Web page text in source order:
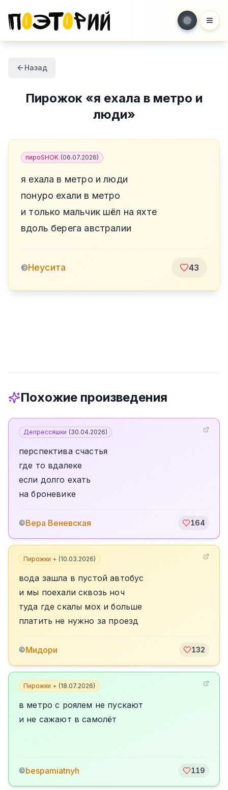
Назад
Пирожок «я ехала в метро и
люди»
пироSHOK (06.07.2026)
я ехала в метро и люди
понуро ехали в метро
и только мальчик шёл на яхте
вдоль берега австралии
©Неусита 43
Похожие произведения
Депрессяшки (30.04.2026)
перспектива счастья
где то вдалеке
если долго ехать
на броневике
©Вера Веневская 164
Пирожки + (10.03.2026)
вода зашла в пустой автобус
и мы поехали сквозь ноч
туда где скалы мох и больше
платить не нужно за проезд
©Мидори 132
Пирожки + (18.07.2026)
в метро с роялем не пускают
и не сажают в самолёт
©bespamiatnyh 119